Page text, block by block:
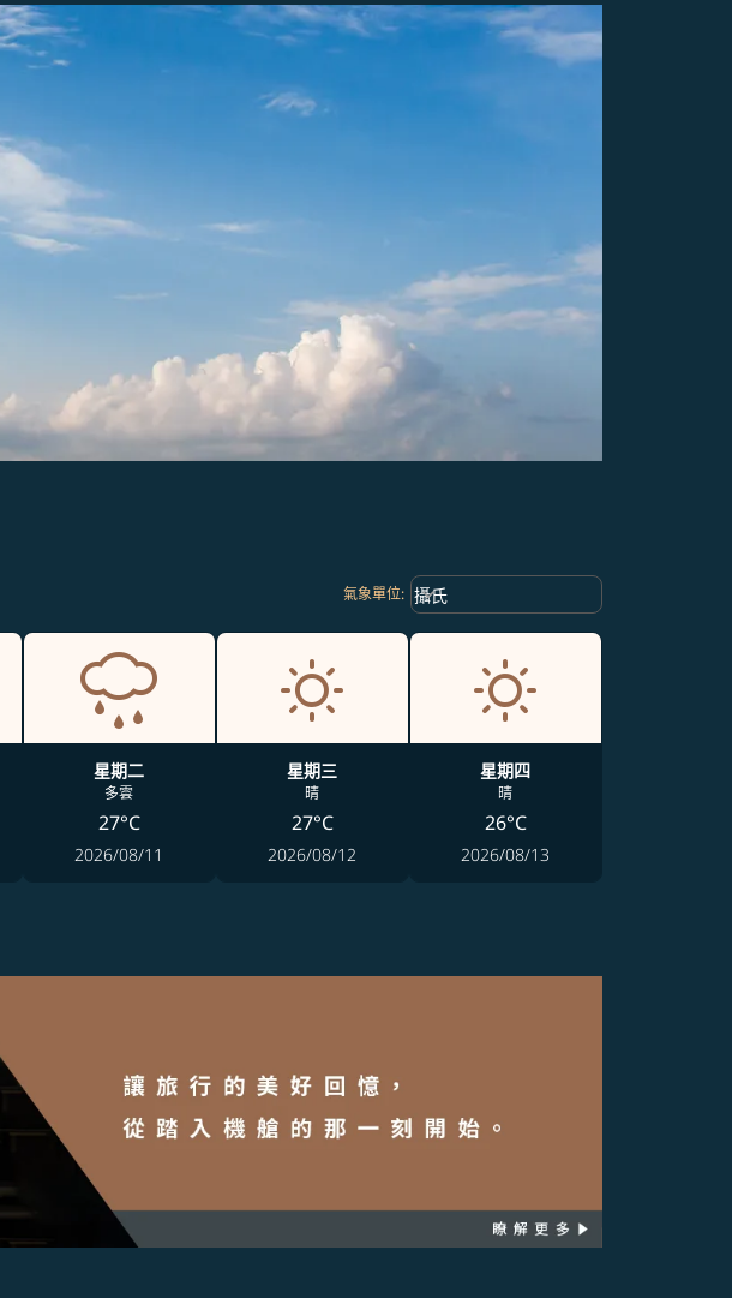
氣象單位: Weather unit option 攝氏 Selected
攝氏
keyboard_arrow_down
星期二
多雲
27°C
2026/08/11
星期三
晴
27°C
2026/08/12
星期四
晴
26°C
2026/08/13